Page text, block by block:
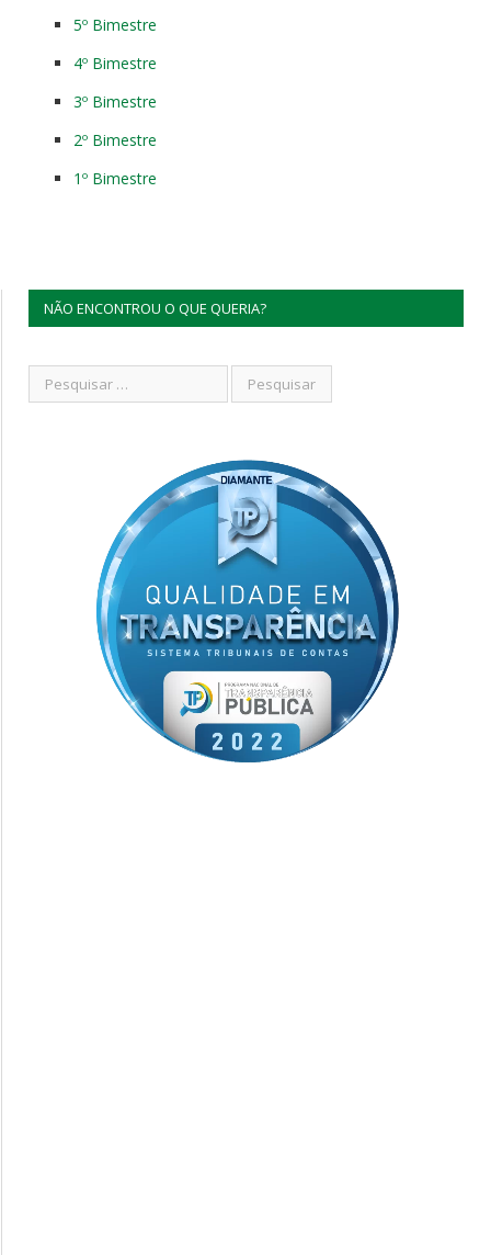
5º Bimestre
4º Bimestre
3º Bimestre
2º Bimestre
1º Bimestre
NÃO ENCONTROU O QUE QUERIA?